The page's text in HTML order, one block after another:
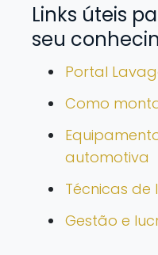
Links úteis
seu
Portal
Como
automotiva
Técnicas
Gestão e